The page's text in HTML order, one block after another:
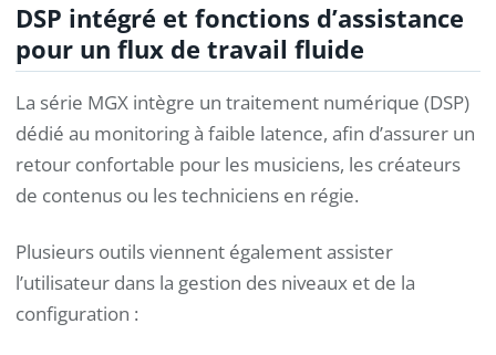
DSP intégré et fonctions d’assistance
pour un flux de travail fluide
La série MGX intègre un traitement numérique (DSP)
dédié au monitoring à faible latence, afin d’assurer un
retour confortable pour les musiciens, les créateurs
de contenus ou les techniciens en régie.
Plusieurs outils viennent également assister
l’utilisateur dans la gestion des niveaux et de la
configuration :